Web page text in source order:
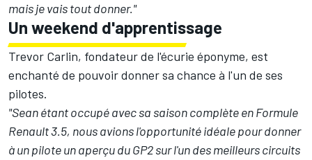
mais je vais tout donner."
Un weekend d'apprentissage
Trevor Carlin, fondateur de l'écurie éponyme, est
enchanté de pouvoir donner sa chance à l'un de ses
pilotes.
"Sean étant occupé avec sa saison complète en Formule
Renault 3.5, nous avions l'opportunité idéale pour donner
à un pilote un aperçu du GP2 sur l'un des meilleurs circuits